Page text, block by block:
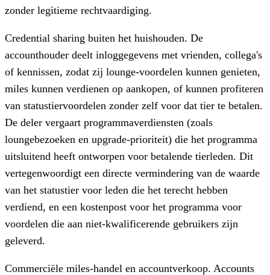
zonder legitieme rechtvaardiging.
Credential sharing buiten het huishouden. De
accounthouder deelt inloggegevens met vrienden, collega's
of kennissen, zodat zij lounge-voordelen kunnen genieten,
miles kunnen verdienen op aankopen, of kunnen profiteren
van statustiervoordelen zonder zelf voor dat tier te betalen.
De deler vergaart programmaverdiensten (zoals
loungebezoeken en upgrade-prioriteit) die het programma
uitsluitend heeft ontworpen voor betalende tierleden. Dit
vertegenwoordigt een directe vermindering van de waarde
van het statustier voor leden die het terecht hebben
verdiend, en een kostenpost voor het programma voor
voordelen die aan niet-kwalificerende gebruikers zijn
geleverd.
Commerciële miles-handel en accountverkoop. Accounts